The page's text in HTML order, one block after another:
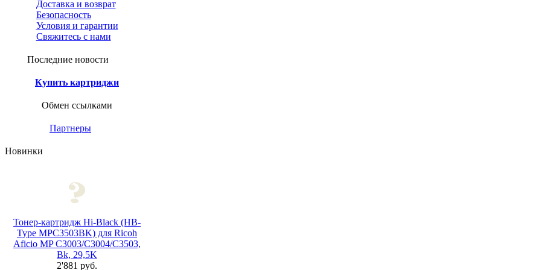
Доставка и возврат
Безопасность
Условия и гарантии
Свяжитесь с нами
Последние новости
Купить картриджи
Обмен ссылками
Партнеры
Новинки
Тонер-картридж Hi-Black (HB-
Type MPC3503BK) для Ricoh
Aficio MP C3003/C3004/C3503,
Bk, 29,5K
2'881 руб.